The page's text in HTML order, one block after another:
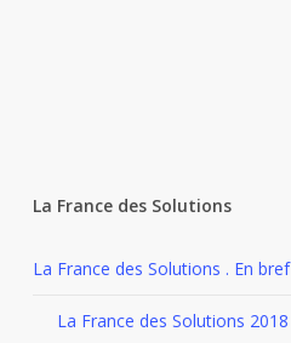
La France des Solutions
La France des Solutions . En bref
La France des Solutions 2018